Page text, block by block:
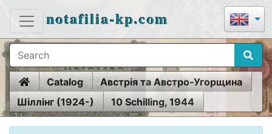
notafilia-kp.com
HomeCatalog
Австрія та Австро-Угорщина
Шіллінг (1924-)
10 Schilling, 1944